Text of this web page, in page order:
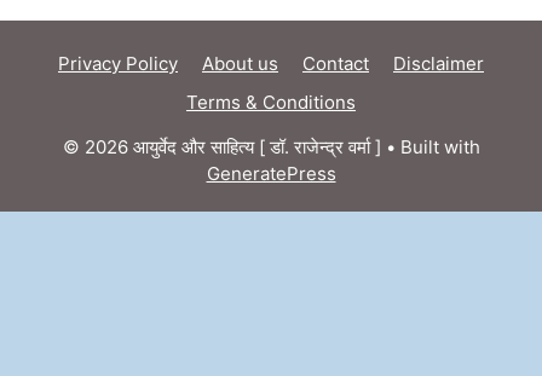
Privacy Policy About us Contact
Disclaimer
Terms & Conditions
© 2026 आयुर्वेद और साहित्य [ डॉ. राजेन्द्र वर्मा ] • Built with
GeneratePress